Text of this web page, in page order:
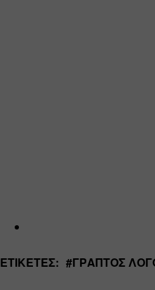
ΕΤΙΚΈΤΕΣ: #ΓΡΑΠΤΌΣ